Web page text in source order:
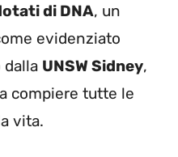
di DNA, un
evidenziato
dalla UNSW Sidney,
compiere tutte le
vita.